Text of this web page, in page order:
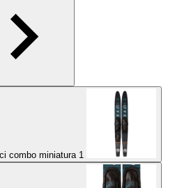
Radar Origin 67 pollici sci nautici combo miniatura 1